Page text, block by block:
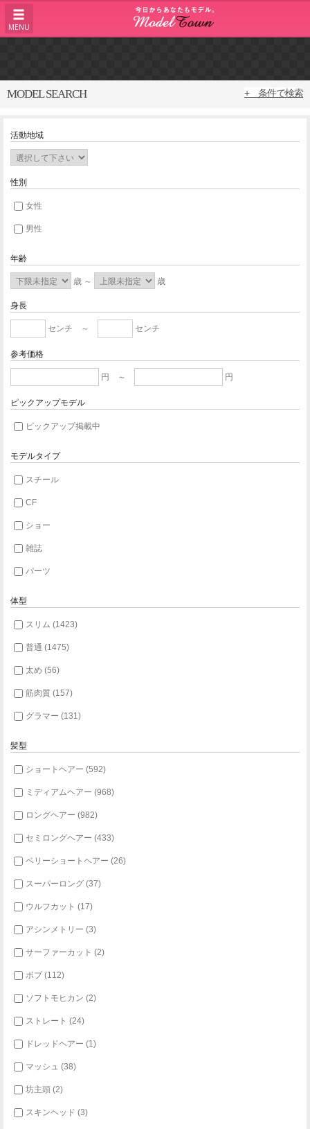
MENU
MODEL SEARCH + 条件で検索
活動地域
性別
女性
男性
年齢
歳 ～ 歳
身長
センチ ～ センチ
参考価格
円 ～ 円
ピックアップモデル
ピックアップ掲載中
モデルタイプ
スチール
CF
ショー
雑誌
パーツ
体型
スリム (1423)
普通 (1475)
太め (56)
筋肉質 (157)
グラマー (131)
髪型
ショートヘアー (592)
ミディアムヘアー (968)
ロングヘアー (982)
セミロングヘアー (433)
ベリーショートヘアー (26)
スーパーロング (37)
ウルフカット (17)
アシンメトリー (3)
サーファーカット (2)
ボブ (112)
ソフトモヒカン (2)
ストレート (24)
ドレッドヘアー (1)
マッシュ (38)
坊主頭 (2)
スキンヘッド (3)